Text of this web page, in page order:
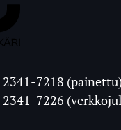
2341-7218 (painettu)
2341-7226